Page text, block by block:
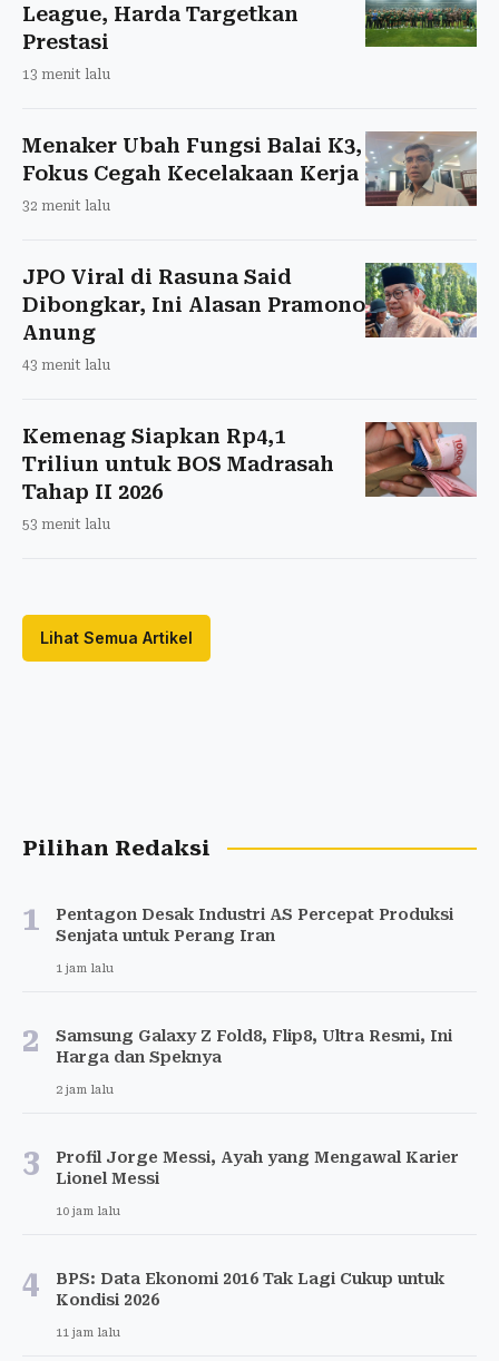
League, Harda Targetkan
Prestasi
13 menit lalu
Menaker Ubah Fungsi Balai K3,
Fokus Cegah Kecelakaan Kerja
32 menit lalu
JPO Viral di Rasuna Said
Dibongkar, Ini Alasan Pramono
Anung
43 menit lalu
Kemenag Siapkan Rp4,1
Triliun untuk BOS Madrasah
Tahap II 2026
53 menit lalu
Lihat Semua Artikel
Pilihan Redaksi
1
Pentagon Desak Industri AS Percepat Produksi
Senjata untuk Perang Iran
1 jam lalu
2
Samsung Galaxy Z Fold8, Flip8, Ultra Resmi, Ini
Harga dan Speknya
2 jam lalu
3
Profil Jorge Messi, Ayah yang Mengawal Karier
Lionel Messi
10 jam lalu
4
BPS: Data Ekonomi 2016 Tak Lagi Cukup untuk
Kondisi 2026
11 jam lalu